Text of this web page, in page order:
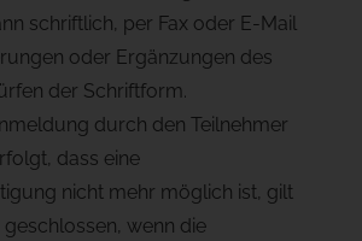
schriftlich, per Fax oder E-Mail
oder Ergänzungen des
der Schriftform.
durch den Teilnehmer
dass eine
nicht mehr möglich ist, gilt
wenn die